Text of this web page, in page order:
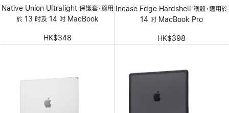
Native Union Ultralight 保護套，適用
於 13 吋及 14 吋 MacBook
HK$348
Incase Edge Hardshell 護殼，適用於
14 吋 MacBook Pro
HK$398